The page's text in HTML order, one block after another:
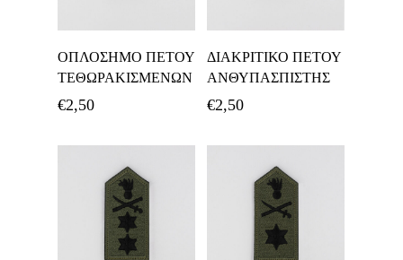
Καλάθι
ΟΠΛΟΣΗΜΟ ΠΕΤΟΥ
ΤΕΘΩΡΑΚΙΣΜΕΝΩΝ
€2,50
Καλάθι
ΔΙΑΚΡΙΤΙΚΟ ΠΕΤΟΥ
ΑΝΘΥΠΑΣΠΙΣΤΗΣ
€2,50